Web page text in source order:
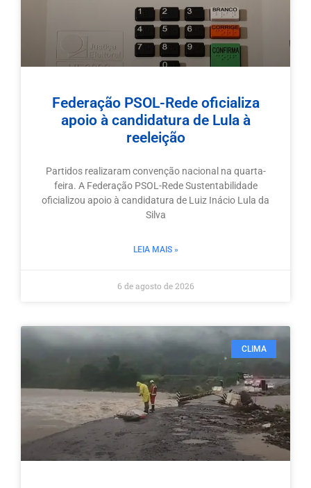
Federação PSOL-Rede oficializa
apoio à candidatura de Lula à
reeleição
Partidos realizaram convenção nacional na quarta-
feira. A Federação PSOL-Rede Sustentabilidade
oficializou apoio à candidatura de Luiz Inácio Lula da
Silva
LEIA MAIS »
6 de agosto de 2026
CLIMA